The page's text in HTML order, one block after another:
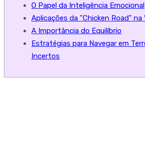
O Papel da Inteligência Emocional
Aplicações da "Chicken Road" na
A Importância do Equilíbrio
Estratégias para Navegar em
Incertos